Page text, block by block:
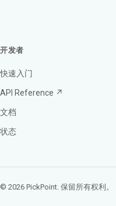
开发者
快速入门
API Reference ↗
文档
状态
© 2026 PickPoint. 保留所有权利。